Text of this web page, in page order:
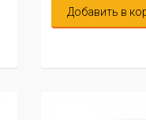
Добавить в